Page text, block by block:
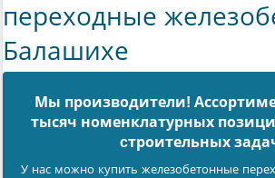
переходные
Балашихе
Мы производители!
тысяч номенклатурных
cтроительных
У нас можно купить железобетонные